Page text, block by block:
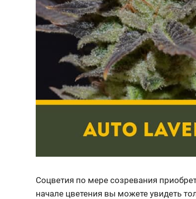
Соцветия по мере созревания
начале цветения вы можете увидеть